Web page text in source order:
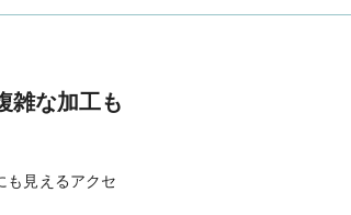
雑な加工も
も見えるアクセ